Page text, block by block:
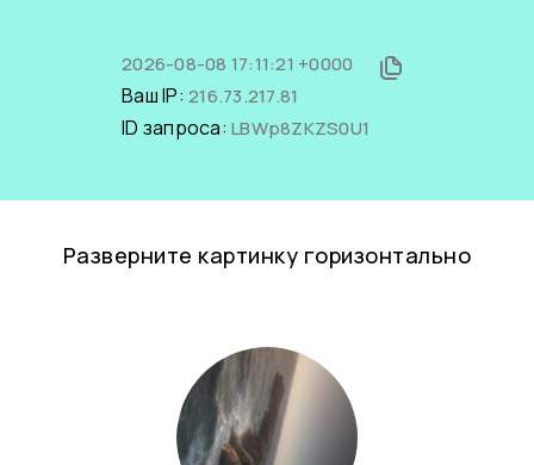
2026-08-08 17:11:21 +0000
Ваш IP: 216.73.217.81
ID запроса: LBWp8ZKZS0U1
Разверните картинку горизонтально